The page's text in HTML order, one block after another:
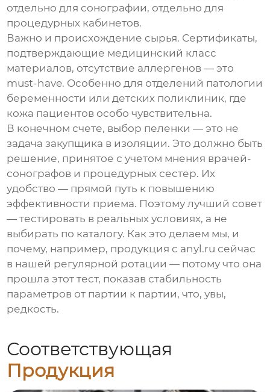
отдельно для сонографии, отдельно для
процедурных кабинетов.
Важно и происхождение сырья. Сертификаты,
подтверждающие медицинский класс
материалов, отсутствие аллергенов — это
must-have. Особенно для отделений патологии
беременности или детских поликлиник, где
кожа пациентов особо чувствительна.
В конечном счете, выбор пеленки — это не
задача закупщика в изоляции. Это должно быть
решение, принятое с учетом мнения врачей-
сонографов и процедурных сестер. Их
удобство — прямой путь к повышению
эффективности приема. Поэтому лучший совет
— тестировать в реальных условиях, а не
выбирать по каталогу. Как это делаем мы, и
почему, например, продукция с anyl.ru сейчас
в нашей регулярной ротации — потому что она
прошла этот тест, показав стабильность
параметров от партии к партии, что, увы,
редкость.
Соответствующая
Продукция